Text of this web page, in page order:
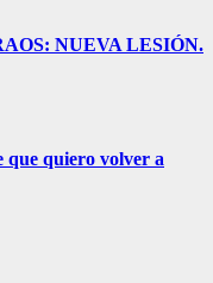
NUEVA LESIÓN.
que quiero volver a